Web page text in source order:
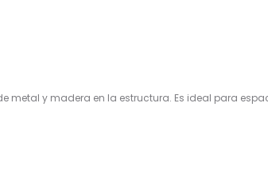
metal y madera en la estructura. Es ideal para